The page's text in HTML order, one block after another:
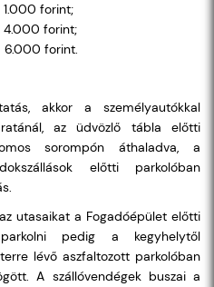
forint;
forint;
forint.
akkor a személyautókkal
az üdvözlő tábla előtti
sorompón áthaladva, a
előtti parkolóban
utasaikat a Fogadóépület előtti
parkolni pedig a kegyhelytől
lévő aszfaltozott parkolóban
A szállóvendégek buszai a